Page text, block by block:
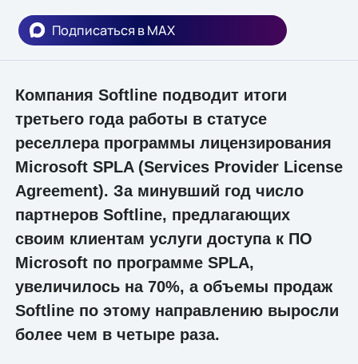
Подписаться в MAX
Компания Softline подводит итоги
третьего года работы в статусе
реселлера программы лицензирования
Microsoft SPLA (Services Provider License
Agreement). За минувший год число
партнеров Softline, предлагающих
своим клиентам услуги доступа к ПО
Microsoft по программе SPLA,
увеличилось на 70%, а объемы продаж
Softline по этому направлению выросли
более чем в четыре раза.